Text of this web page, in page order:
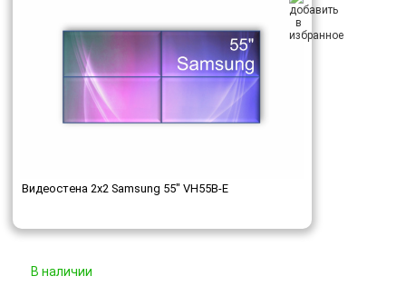
Видеостена 2x2 Samsung 55" VH55B-E
В наличии